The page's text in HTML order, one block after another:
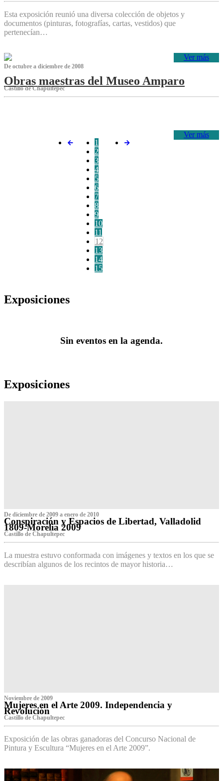
Esta exposición reunió una diversa colección de objetos y
documentos (pinturas, fotografías, cartas, vestidos) que
pertenecían…
Ver más
De octubre a diciembre de 2008
Obras maestras del Museo Amparo
Castillo de Chapultepec
Ver más
1
2
3
4
5
6
7
8
9
10
11
12
13
14
15
Exposiciones
Sin eventos en la agenda.
Exposiciones
De diciembre de 2009 a enero de 2010
Conspiración y Espacios de Libertad, Valladolid
1809-Morelia 2009
Castillo de Chapultepec
La muestra estuvo conformada con imágenes y textos en los que se
describían algunos de los recintos de mayor historia…
Noviembre de 2009
Mujeres en el Arte 2009. Independencia y
Revolución
Castillo de Chapultepec
Exposición de las obras ganadoras del Concurso Nacional de
Pintura y Escultura “Mujeres en el Arte 2009”.